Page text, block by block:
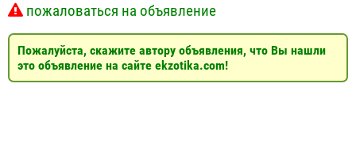
пожаловаться на объявление
Пожалуйста, скажите автору объявления, что Вы нашли
это объявление на сайте ekzotika.com!